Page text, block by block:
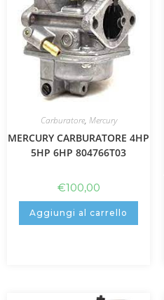
Carburatore, Mercury
MERCURY CARBURATORE 4HP
5HP 6HP 804766T03
€100,00
Aggiungi al carrello